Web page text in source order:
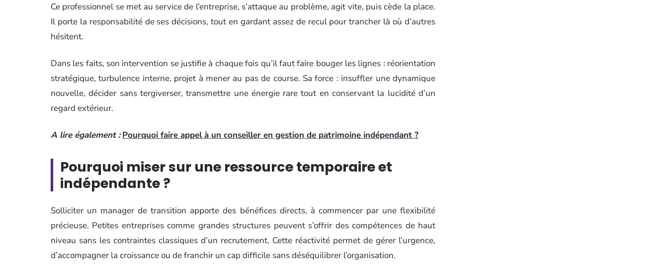
Ce professionnel se met au service de l’entreprise, s’attaque au problème, agit vite, puis cède la place.
Il porte la responsabilité de ses décisions, tout en gardant assez de recul pour trancher là où d’autres
hésitent.
Dans les faits, son intervention se justifie à chaque fois qu’il faut faire bouger les lignes : réorientation
stratégique, turbulence interne, projet à mener au pas de course. Sa force : insuffler une dynamique
nouvelle, décider sans tergiverser, transmettre une énergie rare tout en conservant la lucidité d’un
regard extérieur.
A lire également : Pourquoi faire appel à un conseiller en gestion de patrimoine indépendant ?
Pourquoi miser sur une ressource temporaire et
indépendante ?
Solliciter un manager de transition apporte des bénéfices directs, à commencer par une flexibilité
précieuse. Petites entreprises comme grandes structures peuvent s’offrir des compétences de haut
niveau sans les contraintes classiques d’un recrutement. Cette réactivité permet de gérer l’urgence,
d’accompagner la croissance ou de franchir un cap difficile sans déséquilibrer l’organisation.